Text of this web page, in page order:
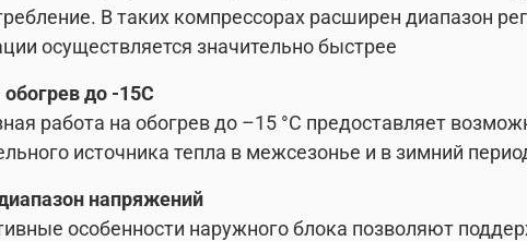
В таких компрессорах расширен диапазон
осуществляется значительно быстрее
обогрев до -15С
работа на обогрев до –15 °С предоставляет
источника тепла в межсезонье и в зимний
напряжений
особенности наружного блока позволяют